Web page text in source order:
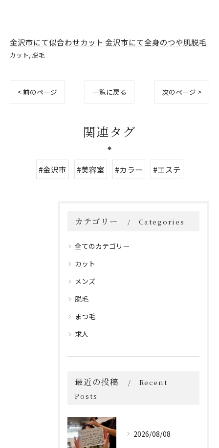
金沢市にて似合わせカット 金沢市にて全身のつや肌脱毛
カット 脱毛
< 前のページ 一覧に戻る 次のページ >
関連タグ
#金沢市 #美容室 #カラー #エステ
カテゴリー Categories
全てのカテゴリー
カット
メンズ
脱毛
まつ毛
求人
最近の投稿
Recent
Posts
2026/08/08